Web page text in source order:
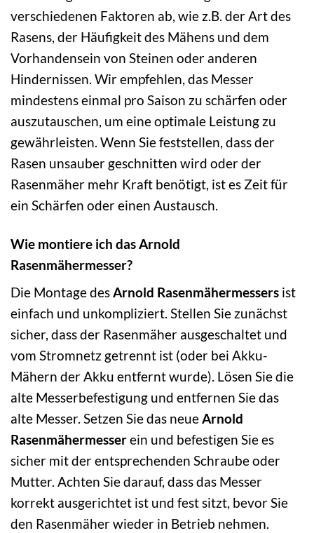
verschiedenen Faktoren ab, wie z.B. der Art des
Rasens, der Häufigkeit des Mähens und dem
Vorhandensein von Steinen oder anderen
Hindernissen. Wir empfehlen, das Messer
mindestens einmal pro Saison zu schärfen oder
auszutauschen, um eine optimale Leistung zu
gewährleisten. Wenn Sie feststellen, dass der
Rasen unsauber geschnitten wird oder der
Rasenmäher mehr Kraft benötigt, ist es Zeit für
ein Schärfen oder einen Austausch.
Wie montiere ich das Arnold
Rasenmähermesser?
Die Montage desArnold Rasenmähermessers ist
einfach und unkompliziert. Stellen Sie zunächst
sicher, dass der Rasenmäher ausgeschaltet und
vom Stromnetz getrennt ist (oder bei Akku-
Mähern der Akku entfernt wurde). Lösen Sie die
alte Messerbefestigung und entfernen Sie das
alte Messer. Setzen Sie das neueArnold
Rasenmähermesserein und befestigen Sie es
sicher mit der entsprechenden Schraube oder
Mutter. Achten Sie darauf, dass das Messer
korrekt ausgerichtet ist und fest sitzt, bevor Sie
den Rasenmäher wieder in Betrieb nehmen.